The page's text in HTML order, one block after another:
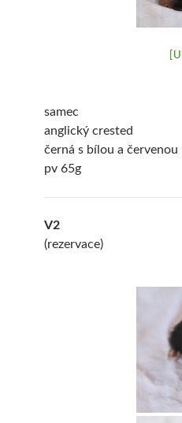
samec
anglický crested
černá s bílou a červenou
pv 65g
V2
(rezervace)